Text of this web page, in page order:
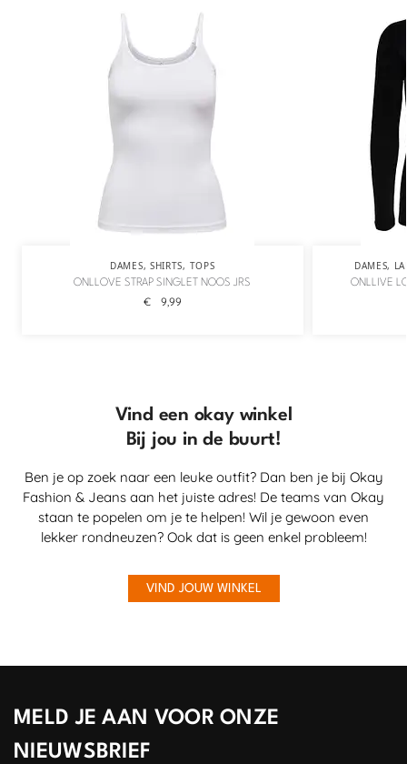
DAMES, SHIRTS, TOPS
ONLLOVE STRAP SINGLET NOOS JRS
€ 9,99
DAMES,
ONLLIVE
Vind een okay winkel
Bij jou in de buurt!
Ben je op zoek naar een leuke outfit? Dan ben je bij Okay
Fashion & Jeans aan het juiste adres! De teams van Okay
staan te popelen om je te helpen! Wil je gewoon even
lekker rondneuzen? Ook dat is geen enkel probleem!
VIND JOUW WINKEL
MELD JE AAN VOOR ONZE
NIEUWSBRIEF